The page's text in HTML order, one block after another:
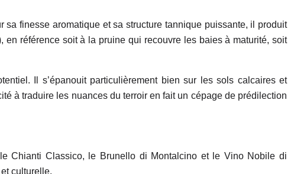
finesse aromatique et sa structure tannique puissante, il produit
référence soit à la pruine qui recouvre les baies à maturité, soit
Il s’épanouit particulièrement bien sur les sols calcaires et
à traduire les nuances du terroir en fait un cépage de prédilection
Chianti Classico, le Brunello di Montalcino et le Vino Nobile di
culturelle.